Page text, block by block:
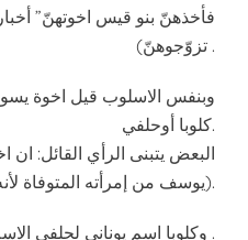
تزوّجوهنّ) .
وبنفس الاسلوب قيل اخوة
كلوبا أوحلفي.
يوسف من إمرأته المتوفاة لأنه كان أرملاً).
وكلوبا اسم يوناني لحلفي الاسم الآرامي .